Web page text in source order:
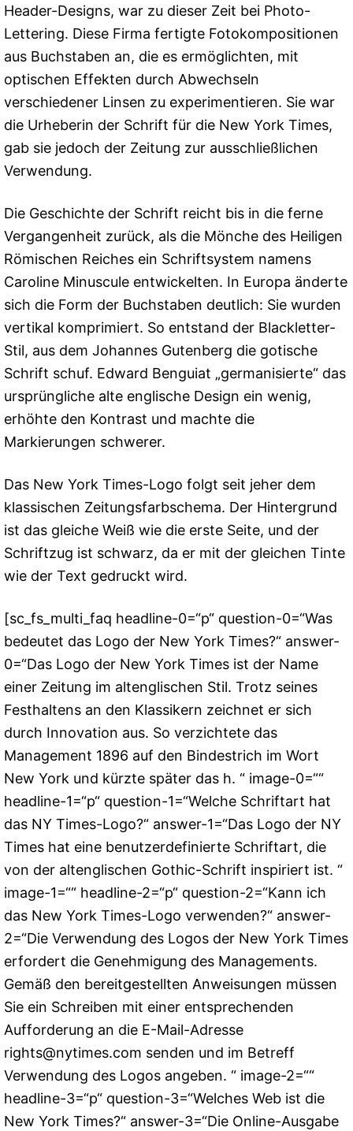
Header-Designs, war zu dieser Zeit bei Photo-
Lettering. Diese Firma fertigte Fotokompositionen
aus Buchstaben an, die es ermöglichten, mit
optischen Effekten durch Abwechseln
verschiedener Linsen zu experimentieren. Sie war
die Urheberin der Schrift für die New York Times,
gab sie jedoch der Zeitung zur ausschließlichen
Verwendung.
Die Geschichte der Schrift reicht bis in die ferne
Vergangenheit zurück, als die Mönche des Heiligen
Römischen Reiches ein Schriftsystem namens
Caroline Minuscule entwickelten. In Europa änderte
sich die Form der Buchstaben deutlich: Sie wurden
vertikal komprimiert. So entstand der Blackletter-
Stil, aus dem Johannes Gutenberg die gotische
Schrift schuf. Edward Benguiat „germanisierte“ das
ursprüngliche alte englische Design ein wenig,
erhöhte den Kontrast und machte die
Markierungen schwerer.
Das New York Times-Logo folgt seit jeher dem
klassischen Zeitungsfarbschema. Der Hintergrund
ist das gleiche Weiß wie die erste Seite, und der
Schriftzug ist schwarz, da er mit der gleichen Tinte
wie der Text gedruckt wird.
[sc_fs_multi_faq headline-0=“p“ question-0=“Was
bedeutet das Logo der New York Times?“ answer-
0=“Das Logo der New York Times ist der Name
einer Zeitung im altenglischen Stil. Trotz seines
Festhaltens an den Klassikern zeichnet er sich
durch Innovation aus. So verzichtete das
Management 1896 auf den Bindestrich im Wort
New York und kürzte später das h. “ image-0=““
headline-1=“p“ question-1=“Welche Schriftart hat
das NY Times-Logo?“ answer-1=“Das Logo der NY
Times hat eine benutzerdefinierte Schriftart, die
von der altenglischen Gothic-Schrift inspiriert ist. “
image-1=““ headline-2=“p“ question-2=“Kann ich
das New York Times-Logo verwenden?“ answer-
2=“Die Verwendung des Logos der New York Times
erfordert die Genehmigung des Managements.
Gemäß den bereitgestellten Anweisungen müssen
Sie ein Schreiben mit einer entsprechenden
Aufforderung an die E-Mail-Adresse
rights@nytimes.com senden und im Betreff
Verwendung des Logos angeben. “ image-2=““
headline-3=“p“ question-3=“Welches Web ist die
New York Times?“ answer-3=“Die Online-Ausgabe